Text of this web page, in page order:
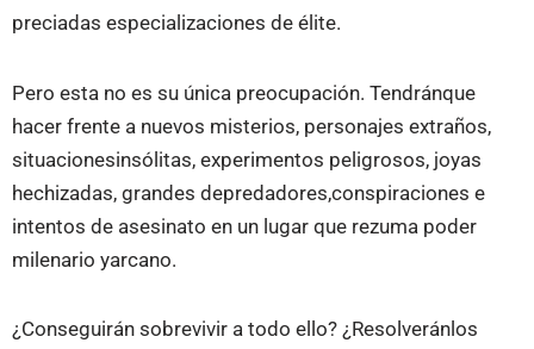
preciadas especializaciones de élite.
Pero esta no es su única preocupación. Tendránque
hacer frente a nuevos misterios, personajes extraños,
situacionesinsólitas, experimentos peligrosos, joyas
hechizadas, grandes depredadores,conspiraciones e
intentos de asesinato en un lugar que rezuma poder
milenario yarcano.
¿Conseguirán sobrevivir a todo ello? ¿Resolveránlos